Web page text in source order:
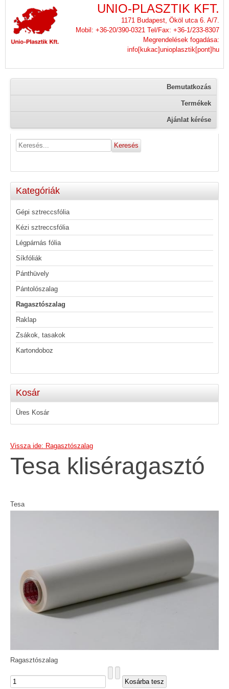
UNIO-PLASZTIK KFT.
1171 Budapest, Ököl utca 6. A/7.
Mobil: +36-20/390-0321 Tel/Fax: +36-1/233-8307
Megrendelések fogadása:
info[kukac]unioplasztik[pont]hu
Bemutatkozás
Termékek
Ajánlat kérése
Kategóriák
Gépi sztreccsfólia
Kézi sztreccsfólia
Légpárnás fólia
Síkfóliák
Pánthüvely
Pántolószalag
Ragasztószalag
Raklap
Zsákok, tasakok
Kartondoboz
Kosár
Üres Kosár
Vissza ide: Ragasztószalag
Tesa kliséragasztó
Tesa
Ragasztószalag